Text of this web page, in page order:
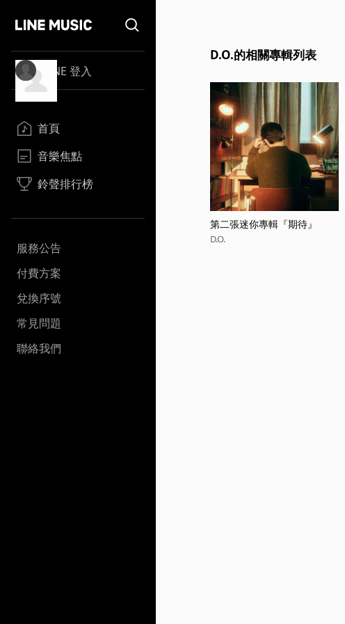
LINE 登入
首頁
音樂焦點
鈴聲排行榜
服務公告
付費方案
兌換序號
常見問題
聯絡我們
D.O.的相關專輯列表
第二張迷你專輯『期待』
D.O.